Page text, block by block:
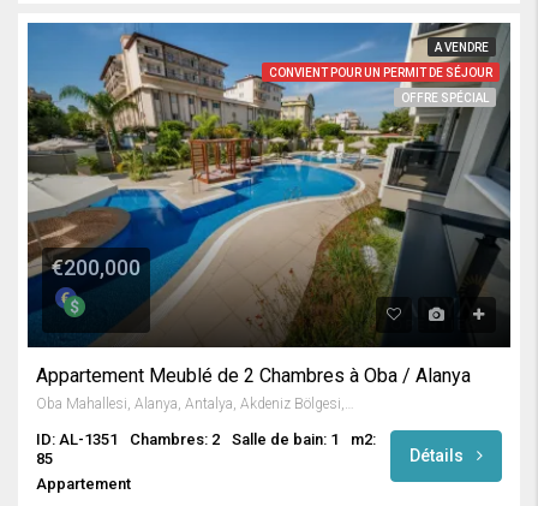
A VENDRE
CONVIENT POUR UN PERMIT DE SÉJOUR
OFFRE SPÉCIAL
€200,000
Appartement Meublé de 2 Chambres à Oba / Alanya
ID: AL-1351 Chambres: 2 Salle de bain: 1
m2:
85
Appartement
Détails